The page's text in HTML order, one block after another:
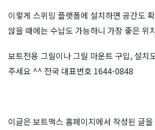
이렇게 스위밍 플랫폼에 설치하면 공간도
않을 때에는 수납도 가능하니 가장 좋은 위
보트전용 그릴이나 그릴 마운트 구입, 설치
주세요 ^^ 전국 대표번호 1644-0848
이글은 보트맥스 홈페이지에서 작성된 글